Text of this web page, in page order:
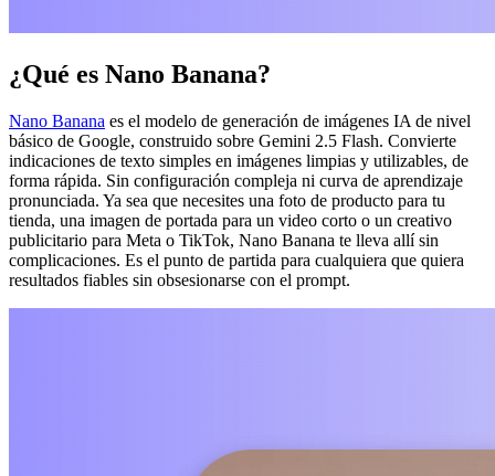
¿Qué es Nano Banana?
Nano Banana es el modelo de generación de imágenes IA de nivel
básico de Google, construido sobre Gemini 2.5 Flash. Convierte
indicaciones de texto simples en imágenes limpias y utilizables, de
forma rápida. Sin configuración compleja ni curva de aprendizaje
pronunciada. Ya sea que necesites una foto de producto para tu
tienda, una imagen de portada para un video corto o un creativo
publicitario para Meta o TikTok, Nano Banana te lleva allí sin
complicaciones. Es el punto de partida para cualquiera que quiera
resultados fiables sin obsesionarse con el prompt.